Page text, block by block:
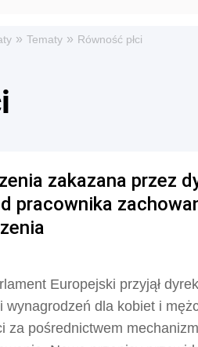
» Tematy » Równość płci
zakazana przez
pracownika
Europejski przyjął
wynagrodzeń dla kobiet i
za pośrednictwem